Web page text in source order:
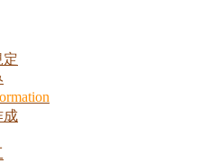
定
成